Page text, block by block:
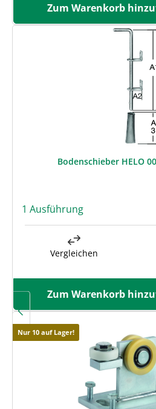
Zum Warenkorb
Bodenschieber HELO
1 Ausführung
Vergleichen
Zum Warenkorb
Nur 10 auf Lager!